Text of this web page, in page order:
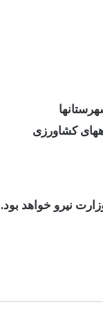
نیرو خواهد بود.